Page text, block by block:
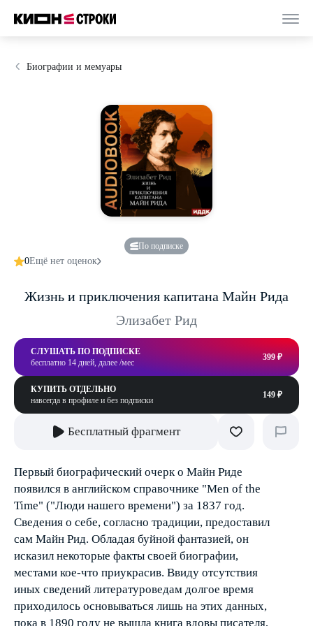
Биографии и мемуары
По подписке
0Ещё нет оценок
Жизнь и приключения капитана Майн Рида
Элизабет Рид
СЛУШАТЬ ПО ПОДПИСКЕ
бесплатно 14 дней, далее /мес
399 ₽
КУПИТЬ ОТДЕЛЬНО
навсегда в профиле и без подписки
149 ₽
Бесплатный фрагмент
Первый биографический очерк о Майн Риде
появился в английском справочнике "Men of the
Time" ("Люди нашего времени") за 1837 год.
Сведения о себе, согласно традиции, предоставил
сам Майн Рид. Обладая буйной фантазией, он
исказил некоторые факты своей биографии,
местами кое-что приукрасив. Ввиду отсутствия
иных сведений литературоведам долгое время
приходилось основываться лишь на этих данных,
пока в 1890 году не вышла книга вдовы писателя,